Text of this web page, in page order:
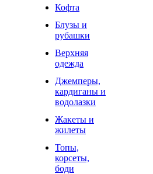
Кофта
Блузы и
рубашки
Верхняя
одежда
Джемперы,
кардиганы и
водолазки
Жакеты и
жилеты
Топы,
корсеты,
боди